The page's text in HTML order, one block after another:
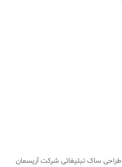
طراحی ساک تبلیغاتی شرکت آریسمان